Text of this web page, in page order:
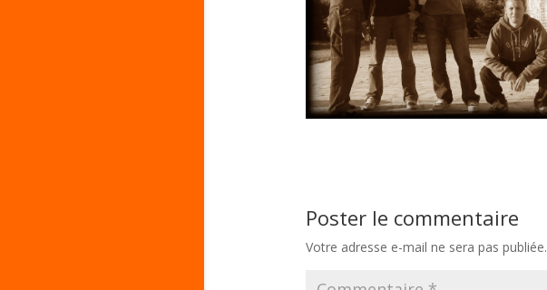
Poster le commentaire
Votre adresse e-mail ne sera pas publiée.